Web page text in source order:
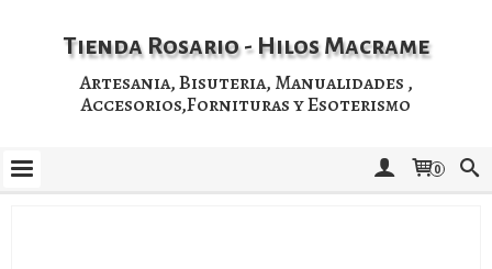
Tienda Rosario - Hilos Macrame
Artesania, Bisuteria, Manualidades ,
Accesorios,Fornituras y Esoterismo
0